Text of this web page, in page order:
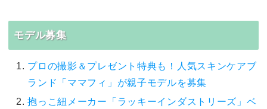
モデル募集
プロの撮影＆プレゼント特典も！人気スキンケアブ
ランド「ママフィ」が親子モデルを募集
抱っこ紐メーカー「ラッキーインダストリーズ」ベ